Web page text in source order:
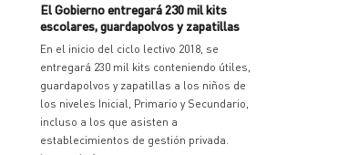
El Gobierno entregará 230 mil kits
escolares, guardapolvos y zapatillas
En el inicio del ciclo lectivo 2018, se
entregará 230 mil kits conteniendo útiles,
guardapolvos y zapatillas a los niños de
los niveles Inicial, Primario y Secundario,
incluso a los que asisten a
establecimientos de gestión privada.